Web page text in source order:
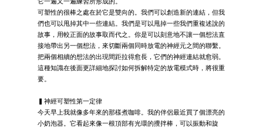
可塑性的很棒之處在於它是雙向的。我們可以創造新的連結，但我
們也可以甩掉其中一些連結。我們是可以甩掉一些我們重複述說的
故事，用較正面的故事取而代之。你是可以刻意地不讓一個想法直
接地帶出另一個想法，來切斷兩個同時放電的神經元之間的聯繫。
把兩個相續的想法的出現間距拉得愈長，它們的神經連結就愈弱。
這種知識在後面更詳細地探討如何拆解特定的放電模式時，將很重
要。
▍神經可塑性第一定律
今天早上我就像多年來的那樣煮咖啡。我的伴侶最近買了個漂亮的
小奶泡器。它看起來像一根頂部有光環的攪拌棒，可以振動和旋